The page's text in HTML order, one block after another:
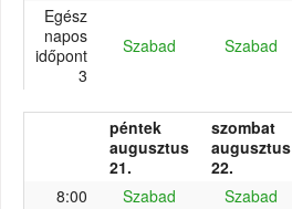
Egész
napos
időpont
3
Szabad Szabad
péntek
augusztus
21.
szombat
augusztus
22.
8:00
Szabad Szabad